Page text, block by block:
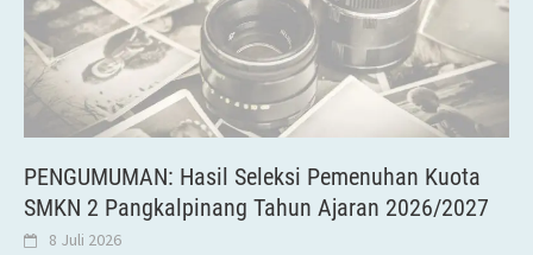
PENGUMUMAN: Hasil Seleksi Pemenuhan Kuota
SMKN 2 Pangkalpinang Tahun Ajaran 2026/2027
8 Juli 2026